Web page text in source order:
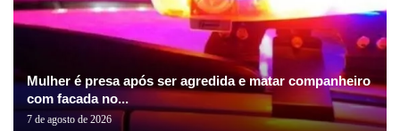
Mulher é presa após ser agredida e matar companheiro
com facada no...
7 de agosto de 2026